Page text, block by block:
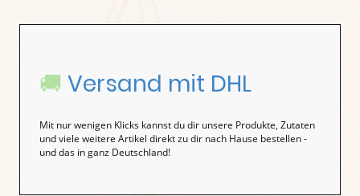
🚚 Versand mit DHL
Mit nur wenigen Klicks kannst du dir unsere Produkte, Zutaten
und viele weitere Artikel direkt zu dir nach Hause bestellen -
und das in ganz Deutschland!